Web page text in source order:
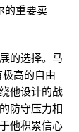
的重要卖
的选择。马
高的自由
他设计的战
防守压力相
他积累信心